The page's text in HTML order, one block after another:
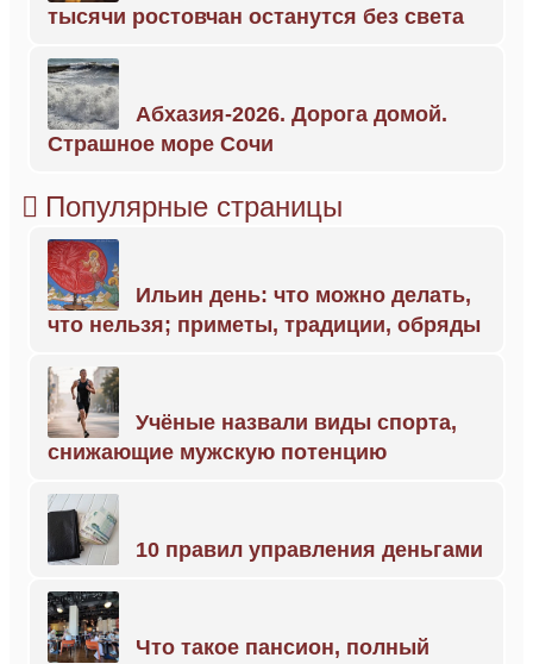
тысячи ростовчан останутся без света
Абхазия-2026. Дорога домой.
Страшное море Сочи
Популярные страницы
Ильин день: что можно делать,
что нельзя; приметы, традиции, обряды
Учёные назвали виды спорта,
снижающие мужскую потенцию
10 правил управления деньгами
Что такое пансион, полный